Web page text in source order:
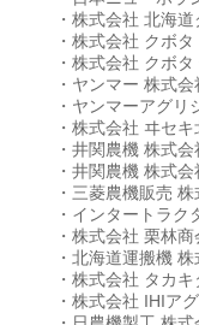
・株式会社 北海道
・株式会社 クボタ
・株式会社 クボ
・ヤンマー 株式会
・ヤンマーアグリ
・株式会社 ヰセ
・井関農機 株式会
・井関農機 株式
・三菱農機販売
・インタートラク
・株式会社 栗林商
・北海道運搬機
・株式会社 タカキ
・株式会社 IHIア